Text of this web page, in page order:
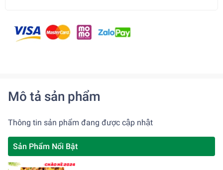
Mô tả sản phẩm
Thông tin sản phẩm đang được cập nhật
Sản Phẩm Nổi Bật